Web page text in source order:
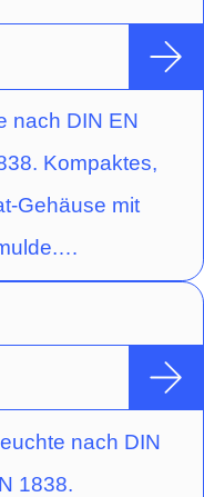
werden (siehe
durch
für
Optik für
die Optik
bei.
nach DIN EN
Kompaktes,
Gehäuse mit
durch
LED
und
nach DIN
1838.